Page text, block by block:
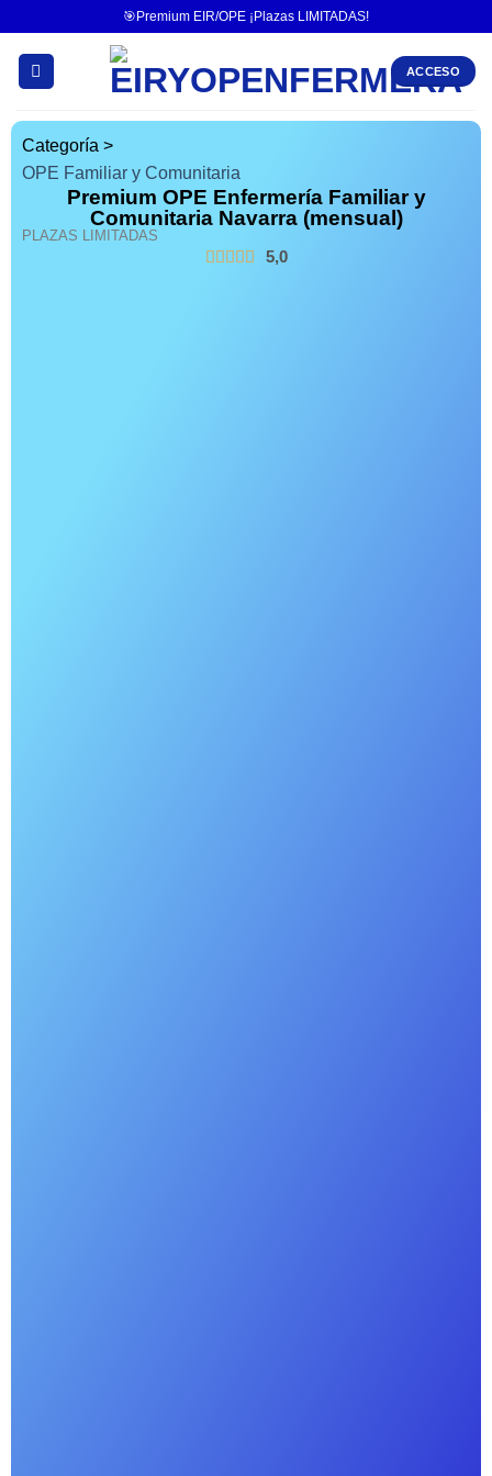
🎯Premium EIR/OPE ¡Plazas LIMITADAS!
ACCESO
Categoría >
OPE Familiar y Comunitaria
Premium OPE Enfermería Familiar y
Comunitaria Navarra (mensual)
PLAZAS LIMITADAS
5,0